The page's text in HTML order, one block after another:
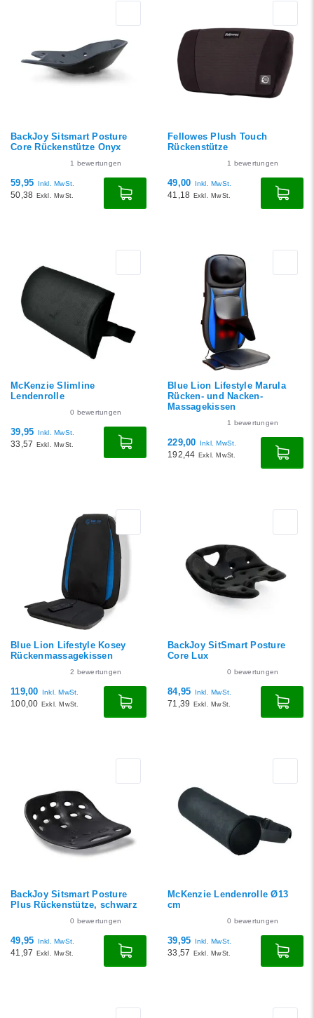
BackJoy Sitsmart Posture
Core Rückenstütze Onyx
1 bewertungen
59,95 Inkl. MwSt.
50,38 Exkl. MwSt.
Fellowes Plush Touch
Rückenstütze
1 bewertungen
49,00 Inkl. MwSt.
41,18 Exkl. MwSt.
McKenzie Slimline
Lendenrolle
0 bewertungen
39,95 Inkl. MwSt.
33,57 Exkl. MwSt.
Blue Lion Lifestyle Marula
Rücken- und Nacken-
Massagekissen
1 bewertungen
229,00 Inkl. MwSt.
192,44 Exkl. MwSt.
Blue Lion Lifestyle Kosey
Rückenmassagekissen
2 bewertungen
119,00 Inkl. MwSt.
100,00 Exkl. MwSt.
BackJoy SitSmart Posture
Core Lux
0 bewertungen
84,95 Inkl. MwSt.
71,39 Exkl. MwSt.
BackJoy Sitsmart Posture
Plus Rückenstütze, schwarz
0 bewertungen
49,95 Inkl. MwSt.
41,97 Exkl. MwSt.
McKenzie Lendenrolle Ø13
cm
0 bewertungen
39,95 Inkl. MwSt.
33,57 Exkl. MwSt.